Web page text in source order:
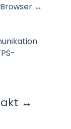
↔
↔